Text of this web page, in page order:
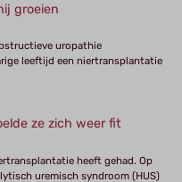
groeien
uropathie
leeftijd een niertransplantatie
ze zich weer fit
heeft gehad. Op
uremisch syndroom (HUS)